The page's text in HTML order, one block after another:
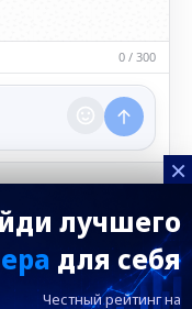
удалять
к чату при
0 / 300
×
лучшего
для себя
Честный рейтинг на
ФК Челси